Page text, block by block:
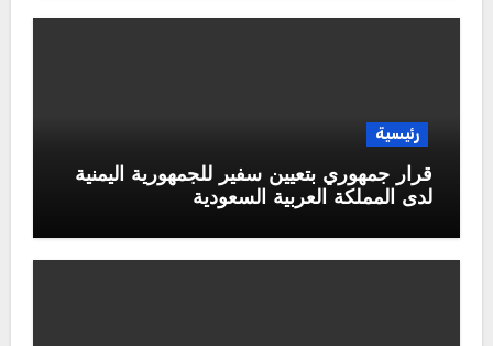
رئيسية
قرار جمهوري بتعيين سفير للجمهورية اليمنية
لدى المملكة العربية السعودية